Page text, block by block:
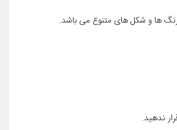
رنگ ها و شکل های متنوع می باشد.